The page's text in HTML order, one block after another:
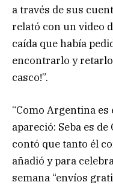
a través de sus
relató con un video
caída que había
encontrarlo y
casco!”.
“Como Argentina
apareció: Seba es
contó que tanto él
añadió y para
semana “envíos